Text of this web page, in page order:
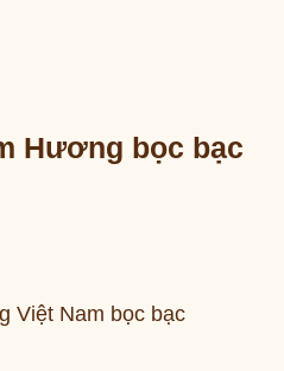
Hương bọc bạc
Việt Nam bọc bạc